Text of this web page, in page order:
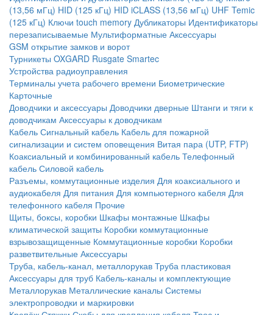
(13,56 мГц) HID (125 кГц) HID iCLASS (13,56 мГц) UHF Temic
(125 кГц) Ключи touch memory Дубликаторы Идентификаторы
перезаписываемые Мультиформатные Аксессуары
GSM открытие замков и ворот
Турникеты OXGARD Rusgate Smartec
Устройства радиоуправления
Терминалы учета рабочего времени Биометрические
Карточные
Доводчики и аксессуары Доводчики дверные Штанги и тяги к
доводчикам Аксессуары к доводчикам
Кабель Сигнальный кабель Кабель для пожарной
сигнализации и систем оповещения Витая пара (UTP, FTP)
Коаксиальный и комбинированный кабель Телефонный
кабель Силовой кабель
Разъемы, коммутационные изделия Для коаксиального и
аудиокабеля Для питания Для компьютерного кабеля Для
телефонного кабеля Прочие
Щиты, боксы, коробки Шкафы монтажные Шкафы
климатической защиты Коробки коммутационные
взрывозащищенные Коммутационные коробки Коробки
разветвительные Аксессуары
Труба, кабель-канал, металлорукав Труба пластиковая
Аксессуары для труб Кабель-каналы и комплектующие
Металлорукав Металлические каналы Системы
электропроводки и маркировки